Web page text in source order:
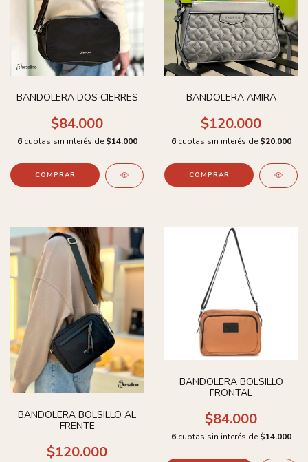
BANDOLERA DOS CIERRES
$84.000
6 cuotas sin interés de $14.000
COMPRAR
BANDOLERA AMIRA
$120.000
6 cuotas sin interés de $20.000
COMPRAR
BANDOLERA BOLSILLO AL
FRENTE
$120.000
BANDOLERA BOLSILLO
FRONTAL
$84.000
6 cuotas sin interés de $14.000